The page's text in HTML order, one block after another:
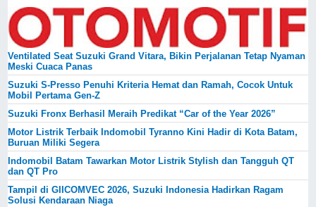
Ventilated Seat Suzuki Grand Vitara, Bikin Perjalanan Tetap Nyaman
Meski Cuaca Panas
Suzuki S-Presso Penuhi Kriteria Hemat dan Ramah, Cocok Untuk
Mobil Pertama Gen-Z
Suzuki Fronx Berhasil Meraih Predikat “Car of the Year 2026”
Motor Listrik Terbaik Indomobil Tyranno Kini Hadir di Kota Batam,
Buruan Miliki Segera
Indomobil Batam Tawarkan Motor Listrik Stylish dan Tangguh QT
dan QT Pro
Tampil di GIICOMVEC 2026, Suzuki Indonesia Hadirkan Ragam
Solusi Kendaraan Niaga